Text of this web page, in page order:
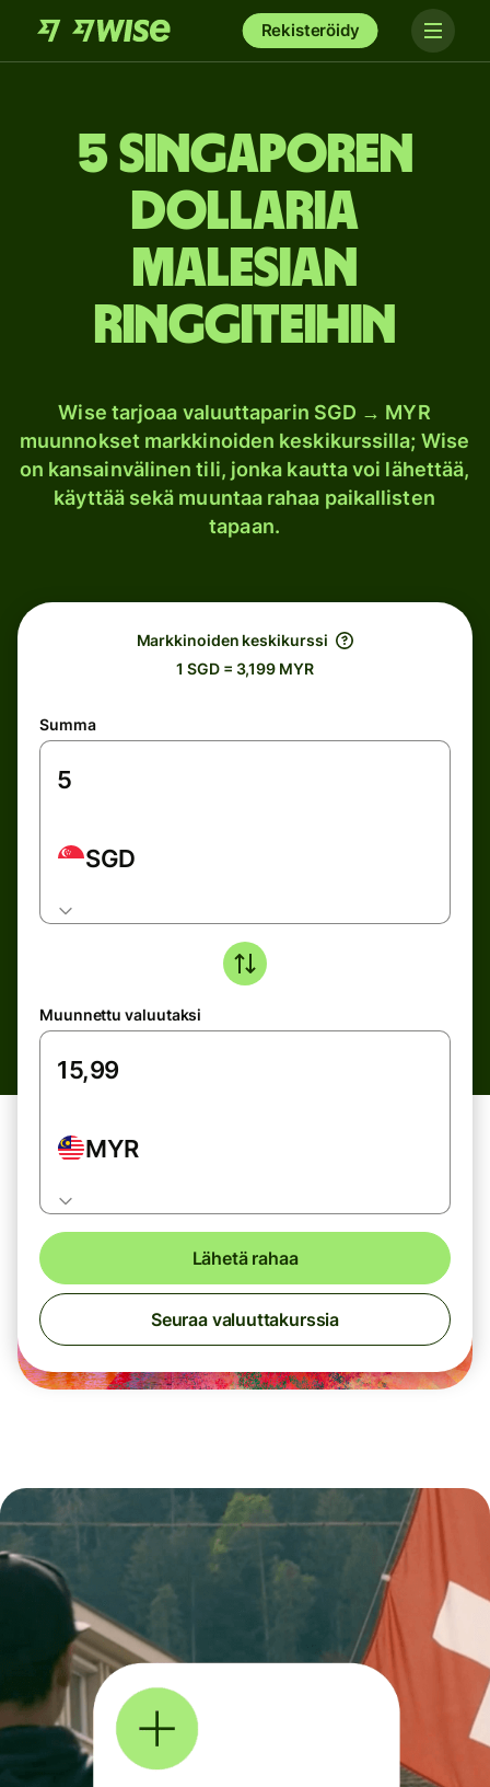
Rekisteröidy
5 Singaporen
dollaria
Malesian
ringgiteihin
Wise tarjoaa valuuttaparin SGD → MYR
muunnokset markkinoiden keskikurssilla; Wise
on kansainvälinen tili, jonka kautta voi lähettää,
käyttää sekä muuntaa rahaa paikallisten
tapaan.
Markkinoiden keskikurssi
1 SGD = 3,199 MYR
Summa
SGD
Muunnettu valuutaksi
MYR
Lähetä rahaa
Seuraa valuuttakurssia